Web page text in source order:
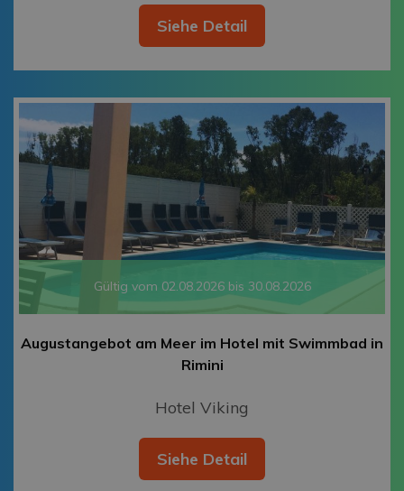
Siehe Detail
Gültig vom 02.08.2026 bis 30.08.2026
Augustangebot am Meer im Hotel mit Swimmbad in
Rimini
Hotel Viking
Siehe Detail